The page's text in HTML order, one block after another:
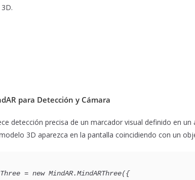
para Detección y Cámara
detección precisa de un marcador visual definido en un
3D aparezca en la pantalla coincidiendo con un
= new MindAR.MindARThree({